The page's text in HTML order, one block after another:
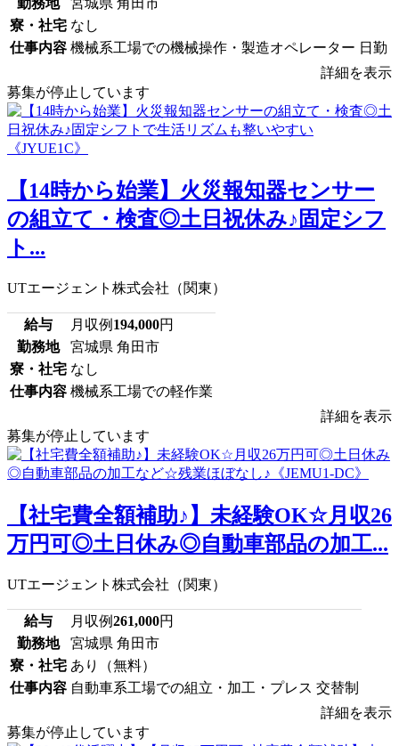
勤務地
宮城県 角田市
寮・社宅 なし
仕事内容 機械系工場での機械操作・製造オペレーター 日勤
詳細を表示
募集が停止しています
【14時から始業】火災報知器センサー
の組立て・検査◎土日祝休み♪固定シフ
ト...
UTエージェント株式会社（関東）
給与 月収例 194,000円
勤務地
宮城県 角田市
寮・社宅 なし
仕事内容 機械系工場での軽作業
詳細を表示
募集が停止しています
【社宅費全額補助♪】未経験OK☆月収26
万円可◎土日休み◎自動車部品の加工...
UTエージェント株式会社（関東）
給与 月収例261,000円
勤務地
宮城県 角田市
寮・社宅 あり（無料）
仕事内容 自動車系工場での組立・加工・プレス 交替制
詳細を表示
募集が停止しています